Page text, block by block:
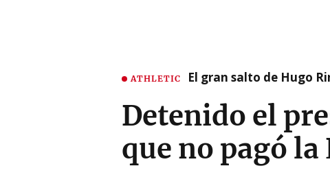
ATHLETIC El gran salto de Hugo
Detenido el
que no pagó